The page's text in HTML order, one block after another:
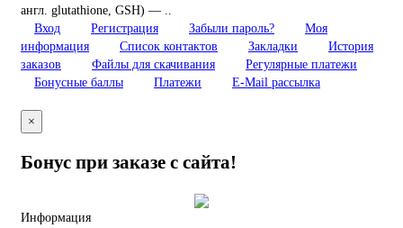
англ. glutathione, GSH) — ..
Вход
Регистрация Забыли пароль?
Моя
информация
Список контактов Закладки
История
заказов
Файлы для скачивания
Регулярные платежи
Бонусные баллы
Платежи E-Mail рассылка
×
Бонус при заказе с сайта!
Информация